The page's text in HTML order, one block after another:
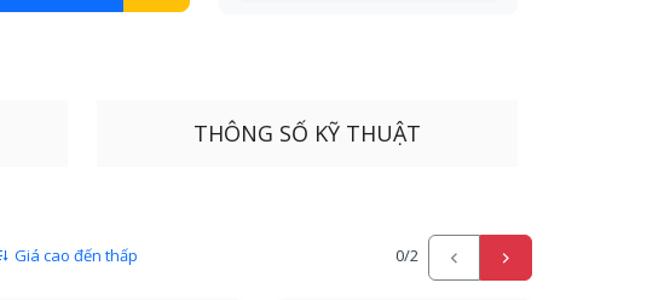
THÔNG SỐ KỸ THUẬT
Giá cao đến thấp 0/2